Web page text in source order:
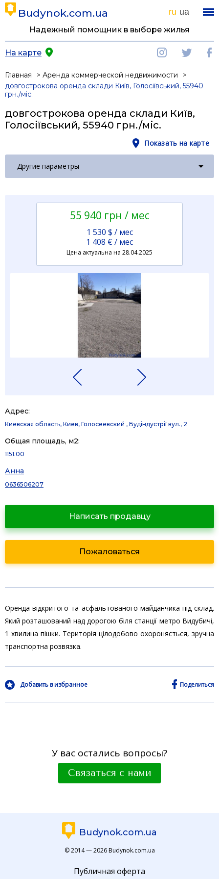
Budynok.com.ua ru ua
Надежный помощник в выборе жилья
На карте
Главная
Аренда коммерческой недвижимости
довгострокова оренда склади Київ, Голосіївський, 55940
грн./міс.
довгострокова оренда склади Київ,
Голосіївський, 55940 грн./міс.
Показать на карте
Другие параметры
55 940 грн / мес
1 530 $ / мес
1 408 € / мес
Цена актуальна на 28.04.2025
Адрес:
Киевская область, Киев, Голосеевский , Будіндустрії вул., 2
Общая площадь, м2:
1151.00
Анна
0636506207
Написать продавцу
Пожаловаться
Оренда відкритого та асфальтованого майданчика під склад.
Який розташований над дорогою біля станції метро Видубичі,
1 хвилина пішки. Територія цілодобово охороняється, зручна
транспортна розвязка.
Добавить в избранное Поделиться
У вас остались вопросы?
Связаться с нами
Budynok.com.ua
© 2014 — 2026 Budynok.com.ua
Публичная оферта